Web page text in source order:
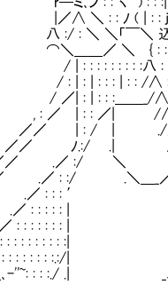
: ﾉ ( | : : jI斗ぅ
＼「￣＼ 込
＿／ ＼ { :
: : : : :八 : : :‘,
: : | : : /∧ : :
: : :＿＿_/∧ : :
: ／| /∧ : :
| : / | ./∧ :
ﾉ.:/ .| /∧ ﾍ
／ :/ ＼ /∧
: :/ .＼＿_／
: : : ′ |
: : : : : | .|＿_／
.／ : : : : :
: : : : : : : :
: : : : : : : : :
: : : _､-''~: : : :./ .|